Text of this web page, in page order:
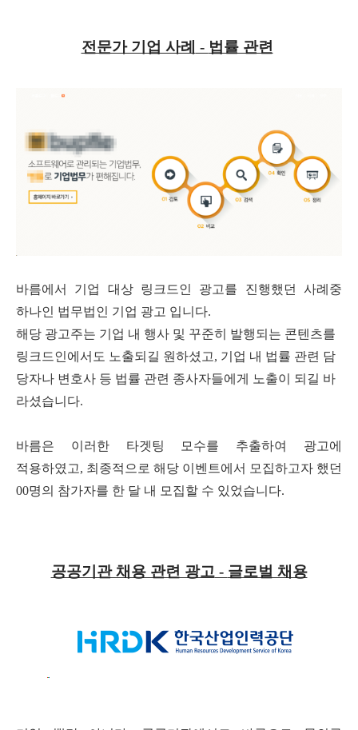
전문가 기업 사례 - 법률 관련
바름에서 기업 대상 링크드인 광고를 진행했던 사례중
하나인 법무법인 기업 광고 입니다.
해당 광고주는 기업 내 행사 및 꾸준히 발행되는 콘텐츠를
링크드인에서도 노출되길 원하셨고, 기업 내 법률 관련 담
당자나 변호사 등 법률 관련 종사자들에게 노출이 되길 바
라셨습니다.
바름은 이러한 타겟팅 모수를 추출하여 광고에
적용하였고, 최종적으로 해당 이벤트에서 모집하고자 했던
00명의 참가자를 한 달 내 모집할 수 있었습니다.
공공기관 채용 관련 광고 - 글로벌 채용